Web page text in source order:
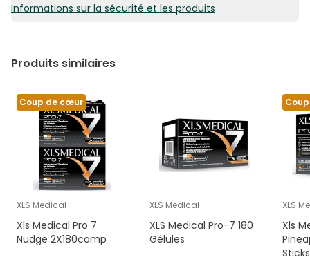
Informations sur la sécurité et les produits
Produits similaires
Coup de cœur
XLS Medical
Xls Medical Pro 7
Nudge 2X180comp
XLS Medical
XLS Medical Pro-7 180
Gélules
XLS
Xls
Sticks